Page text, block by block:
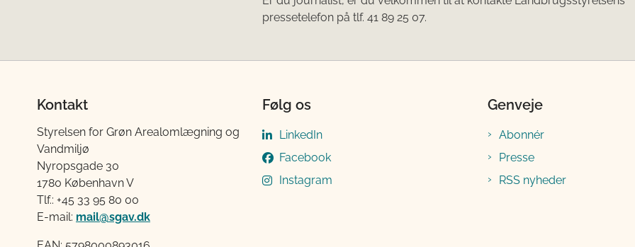
pressetelefon på tlf. 41 89 25 07.
Kontakt
Styrelsen for Grøn Arealomlægning og
Vandmiljø
Nyropsgade 30
1780 København V
Tlf.: +45 33 95 80 00
E-mail: mail@sgav.dk
Følg os
LinkedIn
Facebook
Instagram
Genveje
Abonnér
Presse
RSS nyheder